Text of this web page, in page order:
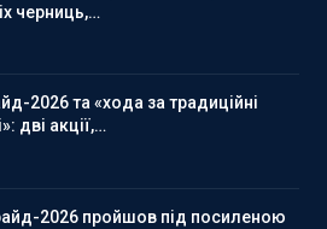
черниць,…
2026 та «хода за традиційні
дві акції,…
2026 пройшов під посиленою